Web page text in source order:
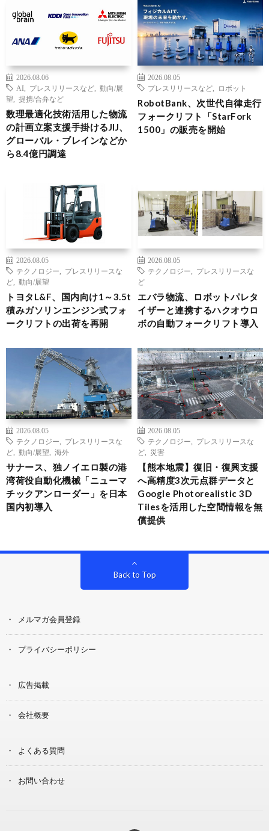
2026.08.06
AI
プレスリリースなど
動向/展
望
提携/合弁など
数理最適化技術活用した物流
の計画立案支援手掛けるJIJ、
グローバル・ブレインなどか
ら8.4億円調達
2026.08.05
プレスリリースなど
ロボット
RobotBank、次世代自律走行
フォークリフト「StarFork
1500」の販売を開始
2026.08.05
テクノロジー
プレスリリースな
ど
動向/展望
トヨタL&F、国内向け1～3.5t
積みガソリンエンジン式フォ
ークリフトの出荷を再開
2026.08.05
テクノロジー
プレスリリースな
ど
エバラ物流、ロボットパレタ
イザーと連携するハクオウロ
ボの自動フォークリフト導入
2026.08.05
テクノロジー
プレスリリースな
ど
動向/展望 海外
サナース、独ノイエロ製の港
湾荷役自動化機械「ニューマ
チックアンローダー」を日本
国内初導入
2026.08.05
テクノロジー
プレスリリースな
ど
災害
【熊本地震】復旧・復興支援
へ高精度3次元点群データと
Google Photorealistic 3D
Tilesを活用した空間情報を無
償提供
Back to Top
メルマガ会員登録
プライバシーポリシー
広告掲載
会社概要
よくある質問
お問い合わせ